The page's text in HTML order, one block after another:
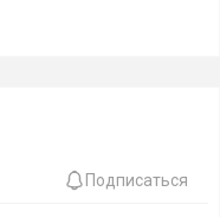
Подписаться